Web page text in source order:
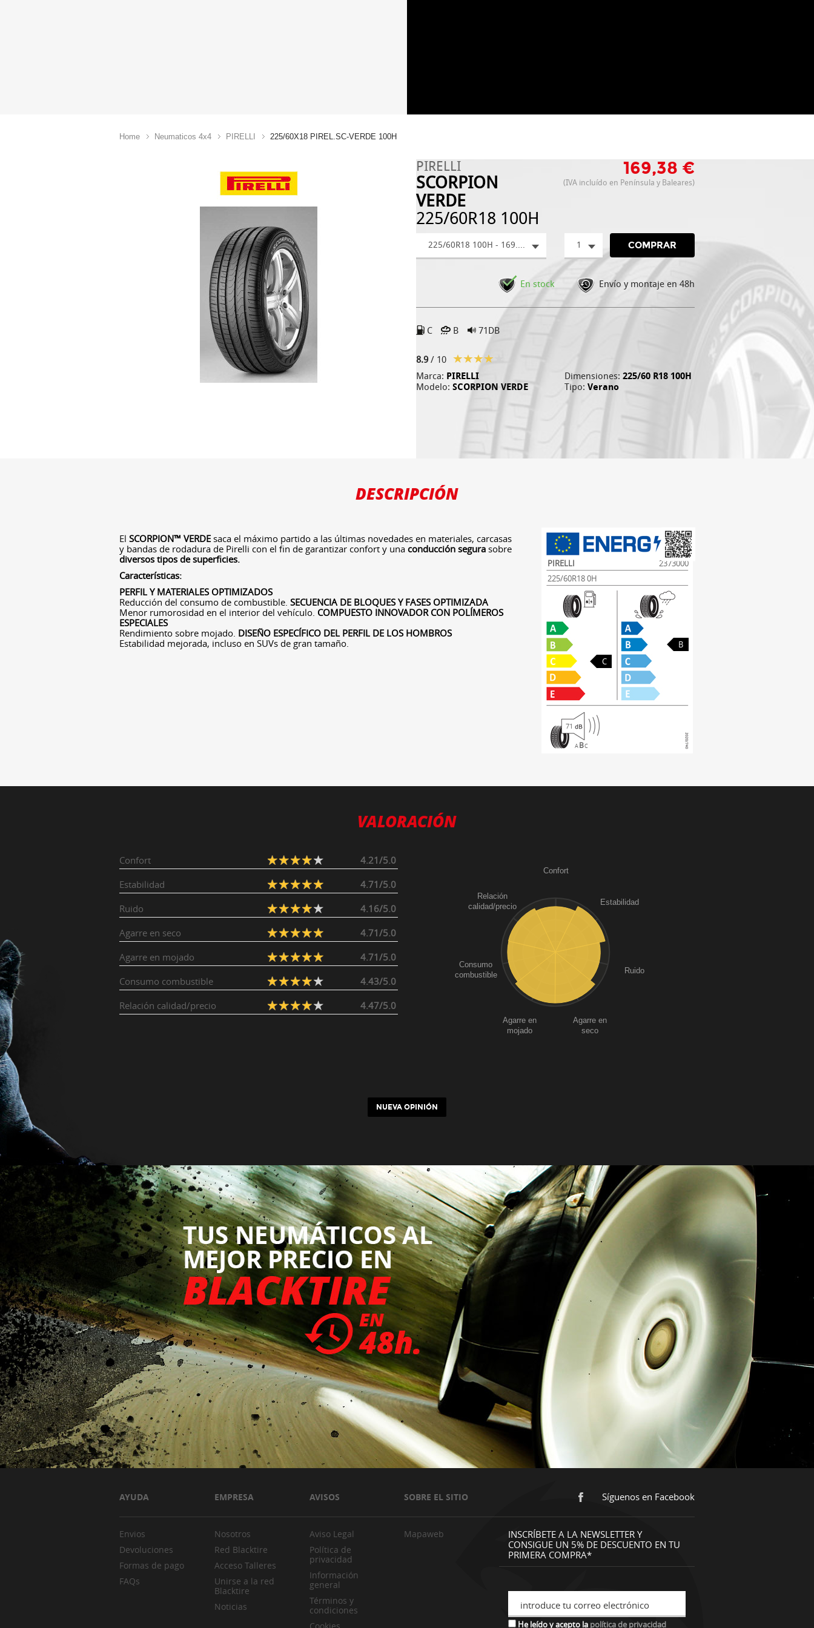
Home Neumaticos 4x4 PIRELLI 225/60X18 PIREL.SC-VERDE 100H
PIRELLI
SCORPION
VERDE
225/60R18 100H
169,38 €
(IVA incluído en Península y Baleares)
225/60R18 100H - 169.38 € 1 COMPRAR
En stock Envío y montaje en 48h
C B 71DB
8.9/ 10
Marca: PIRELLI
Modelo: SCORPION VERDE
Dimensiones: 225/60 R18 100H
Tipo: Verano
DESCRIPCIÓN
El SCORPION™ VERDE saca el máximo partido a las últimas novedades en materiales, carcasas
y bandas de rodadura de Pirelli con el fin de garantizar confort y una conducción segura sobre
diversos tipos de superficies.
Características:
PERFIL Y MATERIALES OPTIMIZADOS
Reducción del consumo de combustible. SECUENCIA DE BLOQUES Y FASES OPTIMIZADA
Menor rumorosidad en el interior del vehículo. COMPUESTO INNOVADOR CON POLÍMEROS
ESPECIALES
Rendimiento sobre mojado. DISEÑO ESPECÍFICO DEL PERFIL DE LOS HOMBROS
Estabilidad mejorada, incluso en SUVs de gran tamaño.
PIRELLI
2373000
225/60R18 0H
C
B
71
ABC
VALORACIÓN
Confort
4.21/5.0
Estabilidad
4.71/5.0
Ruido
4.16/5.0
Agarre en seco
4.71/5.0
Agarre en mojado
4.71/5.0
Consumo combustible
4.43/5.0
Relación calidad/precio
4.47/5.0
Confort
Estabilidad
Ruido
Agarre en
seco
Agarre en
mojado
Consumo
combustible
Relación
calidad/precio
NUEVA OPINIÓN
AYUDA EMPRESA AVISOS SOBRE EL SITIO Síguenos en Facebook
Envios
Devoluciones
Formas de pago
FAQs
Nosotros
Red Blacktire
Acceso Talleres
Unirse a la red
Blacktire
Noticias
Aviso Legal
Política de
privacidad
Información
general
Términos y
condiciones
Mapaweb
INSCRÍBETE A LA NEWSLETTER Y
CONSIGUE UN 5% DE DESCUENTO EN TU
PRIMERA COMPRA*
introduce tu correo electrónico
He leído y acepto la política de privacidad